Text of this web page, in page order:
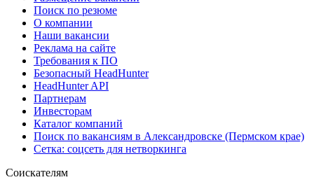
Поиск по резюме
О компании
Наши вакансии
Реклама на сайте
Требования к ПО
Безопасный HeadHunter
HeadHunter API
Партнерам
Инвесторам
Каталог компаний
Поиск по вакансиям в Александровске (Пермском крае)
Сетка: соцсеть для нетворкинга
Соискателям